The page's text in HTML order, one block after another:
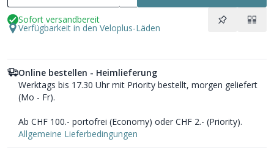
Sofort versandbereit
Verfügbarkeit in den Veloplus-Läden
Online bestellen - Heimlieferung
Werktags bis 17.30 Uhr mit Priority bestellt, morgen geliefert
(Mo - Fr).
Ab CHF 100.- portofrei (Economy) oder CHF 2.- (Priority).
Allgemeine Lieferbedingungen